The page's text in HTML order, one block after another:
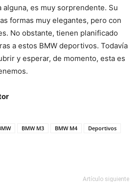
alguna, es muy sorprendente. Su
formas muy elegantes, pero con
No obstante, tienen planificado
a estos BMW deportivos. Todavía
y esperar, de momento, esta es
BMW M3 BMW M4
Deportivos
Artículo siguiente